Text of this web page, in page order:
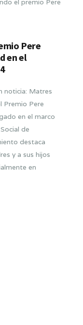
Pere
en el
noticia: Matres
Premio Pere
en el marco
de
destaca
y a sus hijos
en